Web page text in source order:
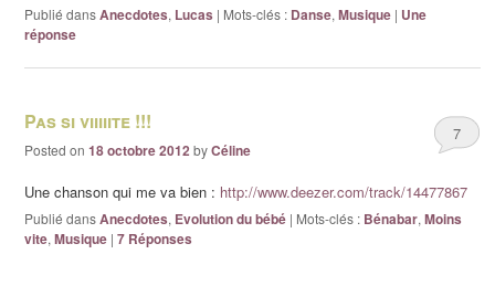
Publié dansAnecdotes, Lucas | Mots-clés : Danse,Musique | Une
réponse
Pas si viiiiite !!!
Posted on18 octobre 2012byCéline
7
Une chanson qui me va bien : http://www.deezer.com/track/14477867
Publié dansAnecdotes, Evolution du bébé | Mots-clés : Bénabar,Moins
vite,Musique |7 Réponses